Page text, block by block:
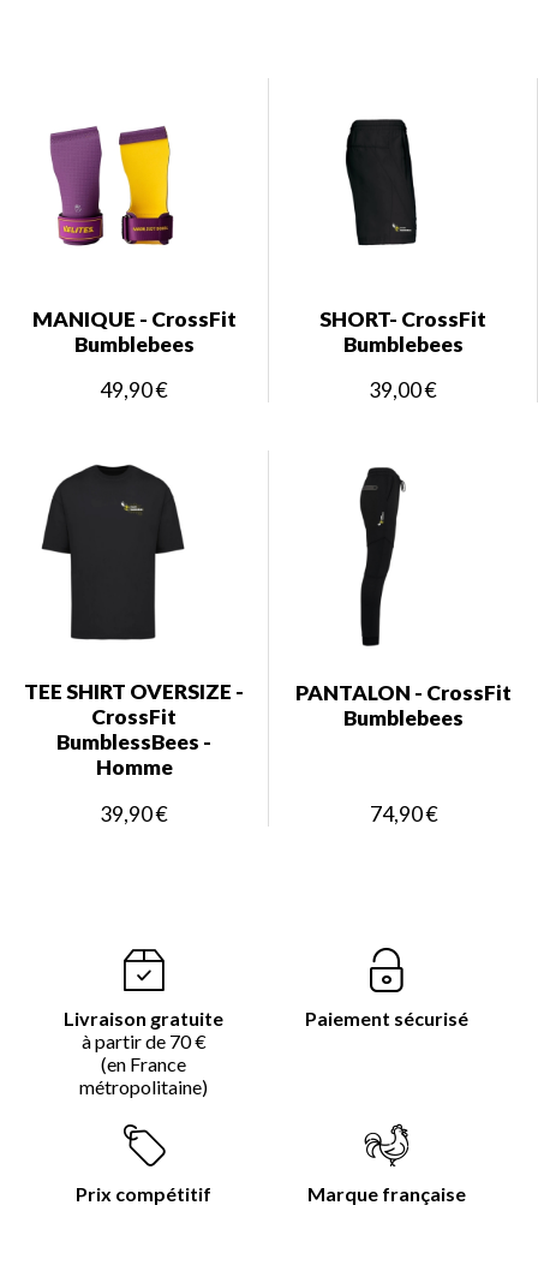
MANIQUE - CrossFit
Bumblebees
49,90 €
SHORT- CrossFit
Bumblebees
39,00 €
TEE SHIRT OVERSIZE -
CrossFit
BumblessBees -
Homme
39,90 €
PANTALON - CrossFit
Bumblebees
74,90 €
Livraison gratuite
à partir de 70 €
(en France
métropolitaine)
Paiement sécurisé
Prix compétitif Marque française